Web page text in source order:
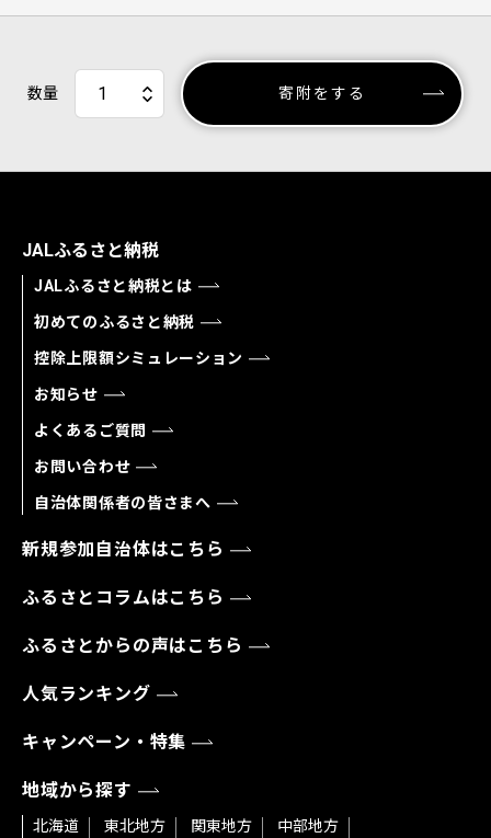
数量 寄附をする
JALふるさと納税
JALふるさと納税とは
初めてのふるさと納税
控除上限額シミュレーション
お知らせ
よくあるご質問
お問い合わせ
自治体関係者の皆さまへ
新規参加自治体はこちら
ふるさとコラムはこちら
ふるさとからの声はこちら
人気ランキング
キャンペーン・特集
地域から探す
北海道 東北地方 関東地方
中部地方